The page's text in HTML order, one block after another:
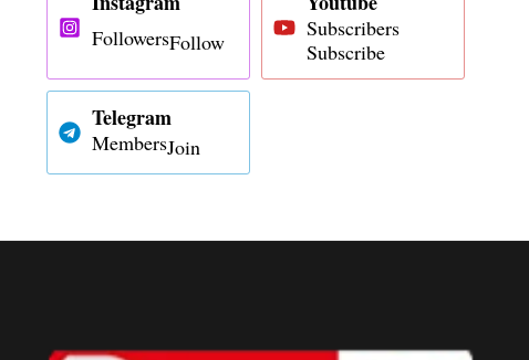
FollowersFollow
Subscribers
Subscribe
Telegram
MembersJoin